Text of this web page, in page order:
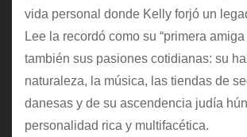
vida personal donde Kelly forjó un
Lee la recordó como su “primera
también sus pasiones cotidianas: su
naturaleza, la música, las tiendas de
danesas y de su ascendencia judía
personalidad rica y multifacética.